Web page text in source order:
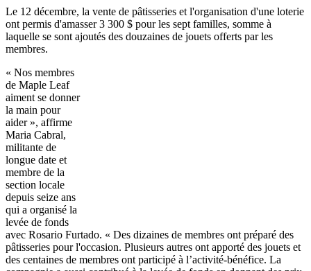
Le 12 décembre, la vente de pâtisseries et l'organisation d'une loterie
ont permis d'amasser 3 300 $ pour les sept familles, somme à
laquelle se sont ajoutés des douzaines de jouets offerts par les
membres.
« Nos membres
de Maple Leaf
aiment se donner
la main pour
aider », affirme
Maria Cabral,
militante de
longue date et
membre de la
section locale
depuis seize ans
qui a organisé la
levée de fonds
avec Rosario Furtado. « Des dizaines de membres ont préparé des
pâtisseries pour l'occasion. Plusieurs autres ont apporté des jouets et
des centaines de membres ont participé à l’activité-bénéfice. La